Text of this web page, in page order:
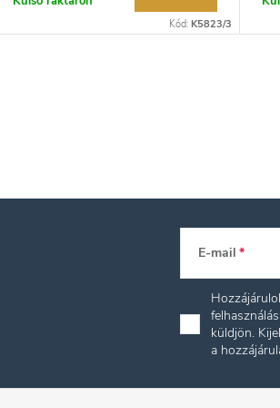
Kód: K5823/3
E-mail
küldjön.
a